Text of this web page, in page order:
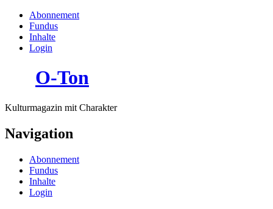
Abonnement
Fundus
Inhalte
Login
O-Ton
Kulturmagazin mit Charakter
Navigation
Abonnement
Fundus
Inhalte
Login